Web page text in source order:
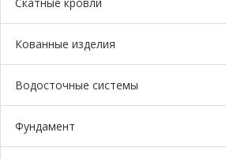
Кованные изделия
Водосточные системы
Фундамент